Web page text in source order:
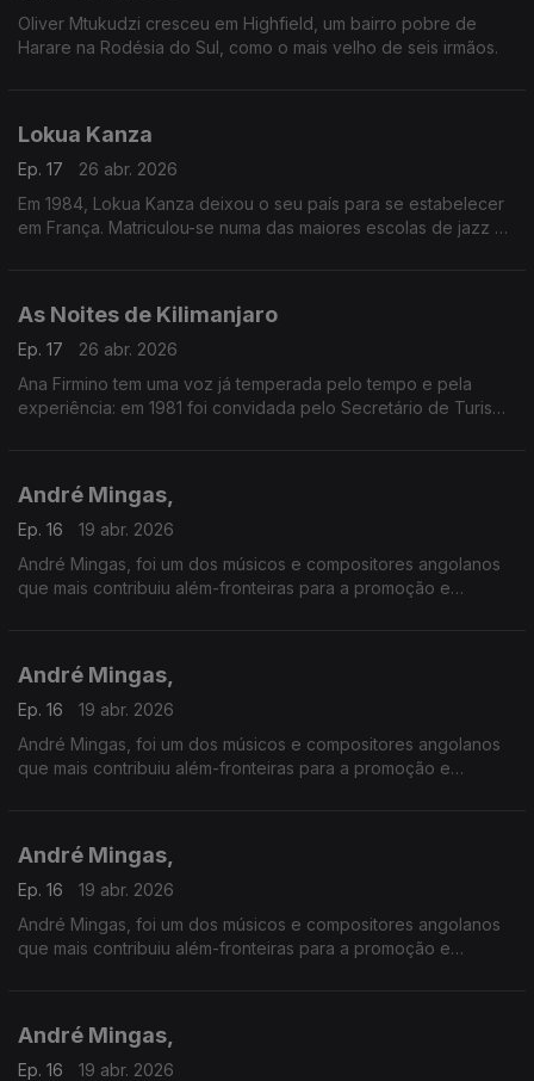
Oliver Mtukudzi cresceu em Highfield, um bairro pobre de
Harare na Rodésia do Sul, como o mais velho de seis irmãos.
Lokua Kanza
Ep. 17
26 abr. 2026
Em 1984, Lokua Kanza deixou o seu país para se estabelecer
em França. Matriculou-se numa das maiores escolas de jazz da
As Noites de Kilimanjaro
Ep. 17
26 abr. 2026
Ana Firmino tem uma voz já temperada pelo tempo e pela
experiência: em 1981 foi convidada pelo Secretário de Turismo
André Mingas,
Ep. 16
19 abr. 2026
André Mingas, foi um dos músicos e compositores angolanos
que mais contribuiu além-fronteiras para a promoção e
André Mingas,
Ep. 16
19 abr. 2026
André Mingas, foi um dos músicos e compositores angolanos
que mais contribuiu além-fronteiras para a promoção e
André Mingas,
Ep. 16
19 abr. 2026
André Mingas, foi um dos músicos e compositores angolanos
que mais contribuiu além-fronteiras para a promoção e
André Mingas,
Ep. 16
19 abr. 2026